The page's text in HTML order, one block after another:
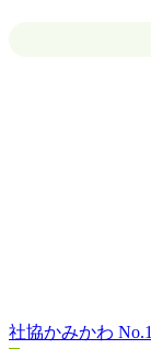
社協かみかわ